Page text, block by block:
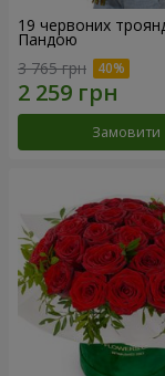
19 червоних
Пандою
3 765 грн
Замовити